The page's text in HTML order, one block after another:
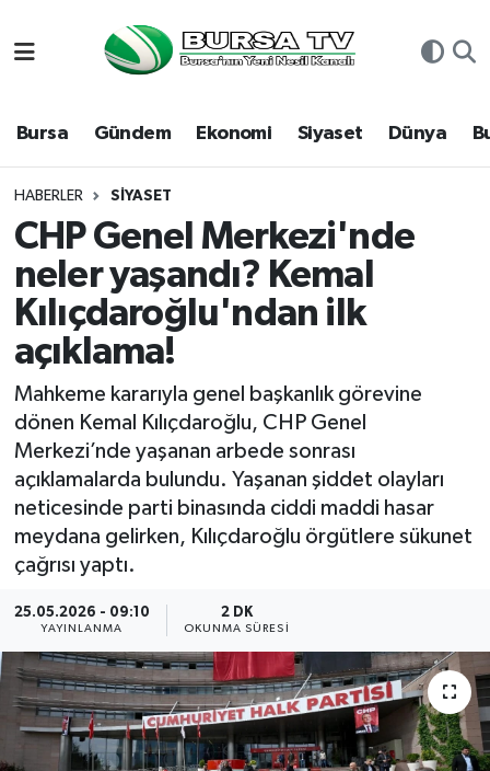
Bursa Gündem Ekonomi Siyaset Dünya
HABERLER SIYASET
CHP Genel Merkezi'nde
neler yaşandı? Kemal
Kılıçdaroğlu'ndan ilk
açıklama!
Mahkeme kararıyla genel başkanlık görevine
dönen Kemal Kılıçdaroğlu, CHP Genel
Merkezi’nde yaşanan arbede sonrası
açıklamalarda bulundu. Yaşanan şiddet olayları
neticesinde parti binasında ciddi maddi hasar
meydana gelirken, Kılıçdaroğlu örgütlere sükunet
çağrısı yaptı.
25.05.2026 - 09:10
YAYINLANMA
2 DK
OKUNMA SÜRESI
Bursa
Dünya
Eğitim
Ekonomi
Genel
Gündem
Magazin
Sağlık
Teknoloji
Türkiye
Hava Durumu
Namaz Vakitleri
Trafik Durumu
Süper Lig Puan Durumu ve Fikstür
Tüm Manşetler
Son Dakika Haberleri
Haber Arşivi